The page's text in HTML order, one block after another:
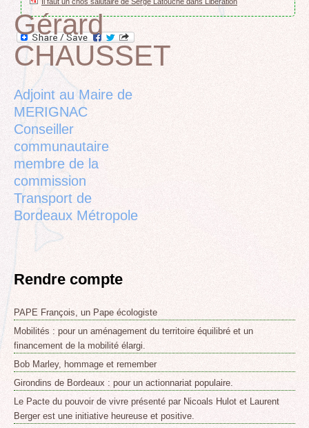
Back
to
Gérard
CHAUSSET
Adjoint au Maire de
MERIGNAC
Conseiller
communautaire
membre de la
commission
Transport de
Bordeaux Métropole
Rendre compte
PAPE François, un Pape écologiste
Mobilités : pour un aménagement du territoire équilibré et un
financement de la mobilité élargi.
Bob Marley, hommage et remember
Girondins de Bordeaux : pour un actionnariat populaire.
Le Pacte du pouvoir de vivre présenté par Nicoals Hulot et Laurent
Berger est une initiative heureuse et positive.